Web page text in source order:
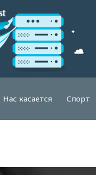
Нас касается Спорт